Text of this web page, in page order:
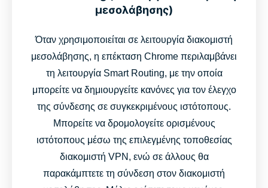
μεσολάβησης)
Όταν χρησιμοποιείται σε λειτουργία διακομιστή
μεσολάβησης, η επέκταση Chrome περιλαμβάνει
τη λειτουργία Smart Routing, με την οποία
μπορείτε να δημιουργείτε κανόνες για τον έλεγχο
της σύνδεσης σε συγκεκριμένους ιστότοπους.
Μπορείτε να δρομολογείτε ορισμένους
ιστότοπους μέσω της επιλεγμένης τοποθεσίας
διακομιστή VPN, ενώ σε άλλους θα
παρακάμπτετε τη σύνδεση στον διακομιστή